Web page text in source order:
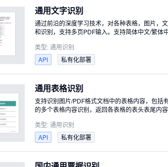
通用文字识别
通过前沿的深度学习技术，对各种表格，图片，
和识别，支持多页PDF输入。支持简体中文/繁体
类型:通用识别
API
私有化部署
通用表格识别
支持识别图片/PDF格式文档中的表格内容，包
的多个表格内容识别，返回各表格的表头表尾内
类型:通用识别
API
私有化部署